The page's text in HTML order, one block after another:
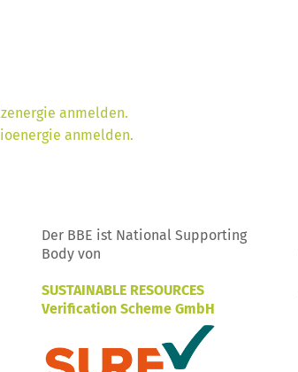
anmelden.
anmelden.
Der BBE ist National Supporting
Body von
SUSTAINABLE RESOURCES
Verification Scheme GmbH